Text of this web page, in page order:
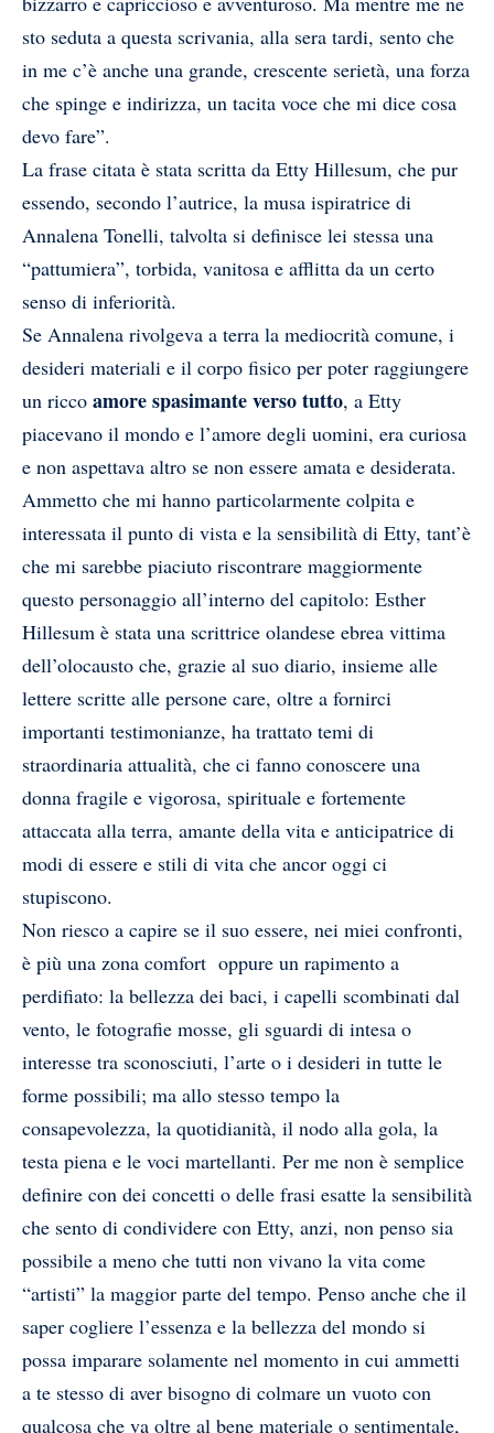
sto seduta a questa scrivania, alla sera tardi, sento che
in me c’è anche una grande, crescente serietà, una forza
che spinge e indirizza, un tacita voce che mi dice cosa
devo fare”.
La frase citata è stata scritta da Etty Hillesum, che pur
essendo, secondo l’autrice, la musa ispiratrice di
Annalena Tonelli, talvolta si definisce lei stessa una
“pattumiera”, torbida, vanitosa e afflitta da un certo
senso di inferiorità.
Se Annalena rivolgeva a terra la mediocrità comune, i
desideri materiali e il corpo fisico per poter raggiungere
un ricco amore spasimante versotutto, a Etty
piacevano il mondo e l’amore degli uomini, era curiosa
e non aspettava altro se non essere amata e desiderata.
Ammetto che mi hanno particolarmente colpita e
interessata il punto di vista e la sensibilità di Etty, tant’è
che mi sarebbe piaciuto riscontrare maggiormente
questo personaggio all’interno del capitolo: Esther
Hillesum è stata una scrittrice olandese ebrea vittima
dell’olocausto che, grazie al suo diario, insieme alle
lettere scritte alle persone care, oltre a fornirci
importanti testimonianze, ha trattato temi di
straordinaria attualità, che ci fanno conoscere una
donna fragile e vigorosa, spirituale e fortemente
attaccata alla terra, amante della vita e anticipatrice di
modi di essere e stili di vita che ancor oggi ci
stupiscono.
Non riesco a capire se il suo essere, nei miei confronti,
è più una zona comfort oppure un rapimento a
perdifiato: la bellezza dei baci, i capelli scombinati dal
vento, le fotografie mosse, gli sguardi di intesa o
interesse tra sconosciuti, l’arte o i desideri in tutte le
forme possibili; ma allo stesso tempo la
consapevolezza, la quotidianità, il nodo alla gola, la
testa piena e le voci martellanti. Per me non è semplice
definire con dei concetti o delle frasi esatte la sensibilità
che sento di condividere con Etty, anzi, non penso sia
possibile a meno che tutti non vivano la vita come
“artisti” la maggior parte del tempo. Penso anche che il
saper cogliere l’essenza e la bellezza del mondo si
possa imparare solamente nel momento in cui ammetti
a te stesso di aver bisogno di colmare un vuoto con
qualcosa che va oltre al bene materiale o sentimentale,